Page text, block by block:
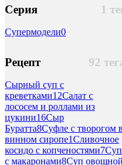
1
Серия
Супермодели0
92
Рецепт
Сырный суп с
креветками12Салат с
лососем и роллами из
цукини16Сыр
Буратта8Суфле с творогом в
винном сиропе1Сливочное
косидо с копченостями7Суп
с макаронами8Суп овощной